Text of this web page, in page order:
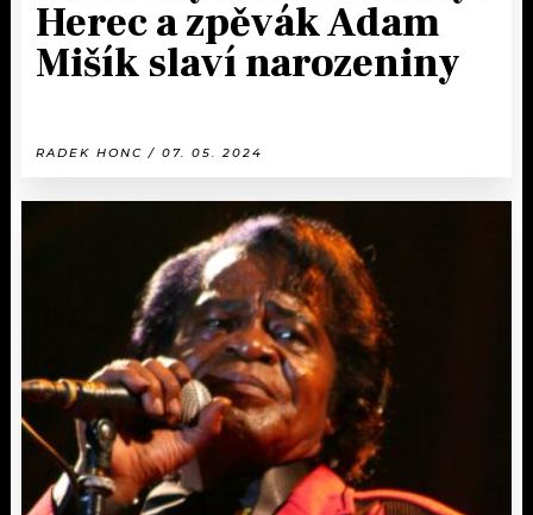
MIX
OSTATNÍ
Herec a zpěvák Adam
Mišík slaví narozeniny
RADEK HONC / 07. 05. 2024